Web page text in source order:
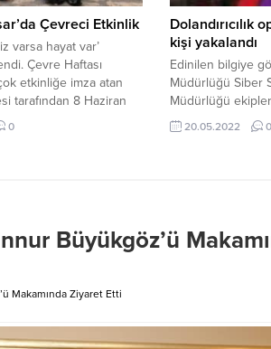
Çevreci Etkinlik
varsa hayat var’
Çevre Haftası
etkinliğe imza atan
tarafından 8 Haziran
dolayısıyla
ve kıyı temizliği
0
Dolandırıcılık
kişi yakalandı
Edinilen bilgiye
Müdürlüğü Siber
Müdürlüğü
üzerinden
şüphelilerin
etti. Şüpheliler,
düzenlenen eş...
20.05.2022 0
Büyükgöz’ü
Makamında Ziyaret Etti